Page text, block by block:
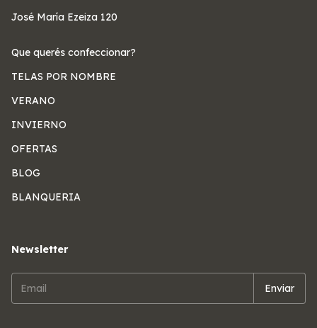
José María Ezeiza 120
Que querés confeccionar?
TELAS POR NOMBRE
VERANO
INVIERNO
OFERTAS
BLOG
BLANQUERIA
Newsletter